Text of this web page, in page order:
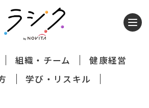
組織・チーム
健康経営
学び・リスキル